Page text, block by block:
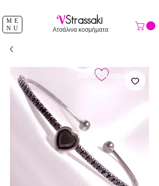
ME
NU
VStrassaki
Ατσάλινα κοσμήματα